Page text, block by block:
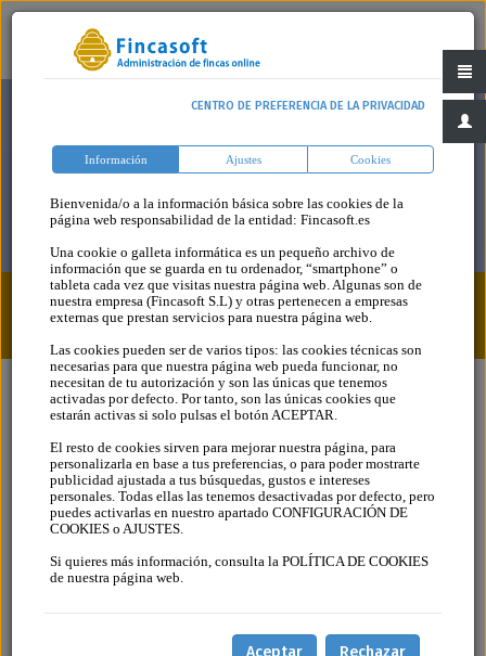
Blog Categoria
actualización del
CENTRO DE PREFERENCIA DE LA PRIVACIDAD
Información Ajustes Cookies
Bienvenida/o a la información básica sobre las cookies de la
página web responsabilidad de la entidad: Fincasoft.es
Una cookie o galleta informática es un pequeño archivo de
información que se guarda en tu ordenador, “smartphone” o
tableta cada vez que visitas nuestra página web. Algunas son de
nuestra empresa (Fincasoft S.L) y otras pertenecen a empresas
externas que prestan servicios para nuestra página web.
Las cookies pueden ser de varios tipos: las cookies técnicas son
necesarias para que nuestra página web pueda funcionar, no
necesitan de tu autorización y son las únicas que tenemos
activadas por defecto. Por tanto, son las únicas cookies que
estarán activas si solo pulsas el botón ACEPTAR.
El resto de cookies sirven para mejorar nuestra página, para
personalizarla en base a tus preferencias, o para poder mostrarte
publicidad ajustada a tus búsquedas, gustos e intereses
personales. Todas ellas las tenemos desactivadas por defecto, pero
puedes activarlas en nuestro apartado CONFIGURACIÓN DE
COOKIES o AJUSTES.
Si quieres más información, consulta la POLÍTICA DE COOKIES
de nuestra página web.
Aceptar
Rechazar